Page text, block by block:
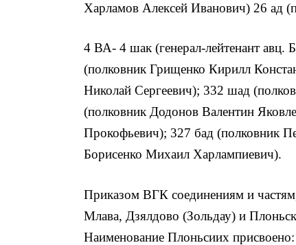
Харламов Алексей Иванович) 26 ад
4 ВА- 4 шак (генерал-лейтенант авц.
(полковник Грищенко Кирилл
Николай Сергеевич); 332 шад
(полковник Додонов Валентин
Прокофьевич); 327 бад (полковник
Борисенко Михаил Харлампиевич).
Приказом ВГК соединениям и
Млава, Дзялдово (Зольдау) и
Наименование Плоньсиих